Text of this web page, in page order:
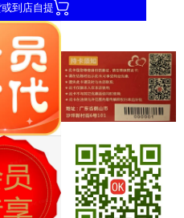
到店自提